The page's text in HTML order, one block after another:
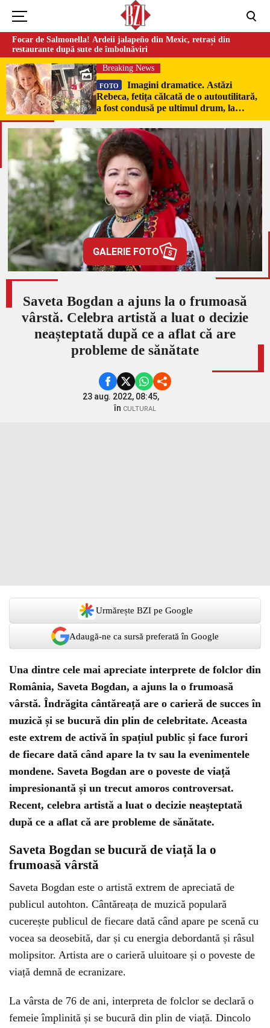
Focar de Salmonella! Ardeii jalapeño din Mexic, retrași din
restaurante după sute de îmbolnăviri
Breaking News
FOTO
Imagini dramatice. Astăzi
Rebeca, fetița călcată de o autoutilitară,
a fost condusă pe ultimul drum, la
Poduri. În sicriul alb al micuței au fost
puși pumni de bani și jucării –
EXCLUSIV
GALERIE FOTO 5
Saveta Bogdan a ajuns la o frumoasă
vârstă. Celebra artistă a luat o decizie
neașteptată după ce a aflat că are
probleme de sănătate
23 aug. 2022, 08:45,
în CULTURAL
Urmărește BZI pe Google
Adaugă-ne ca sursă preferată în Google
Una dintre cele mai apreciate interprete de folclor din
România, Saveta Bogdan, a ajuns la o frumoasă
vârstă. Îndrăgita cântăreață are o carieră de succes în
muzică și se bucură din plin de celebritate. Aceasta
este extrem de activă în spațiul public și face furori
de fiecare dată când apare la tv sau la evenimentele
mondene. Saveta Bogdan are o poveste de viață
impresionantă și un trecut amoros controversat.
Recent, celebra artistă a luat o decizie neașteptată
după ce a aflat că are probleme de sănătate.
Saveta Bogdan se bucură de viață la o
frumoasă vârstă
Saveta Bogdan este o artistă extrem de apreciată de
publicul autohton. Cântăreața de muzică populară
cucerește publicul de fiecare dată când apare pe scenă cu
vocea sa deosebită, dar și cu energia debordantă și râsul
molipsitor. Artista are o carieră uluitoare și o poveste de
viață demnă de ecranizare.
La vârsta de 76 de ani, interpreta de folclor se declară o
femeie împlinită și se bucură din plin de viață. Dincolo